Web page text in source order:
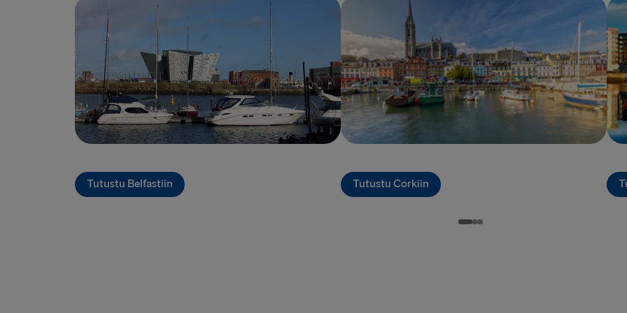
Halmstad
Karlskrona
Dublin →
Belfast →
Belfast →
Hook of
Rosslare →
Tutustu Belfastiin Tutustu Corkiin